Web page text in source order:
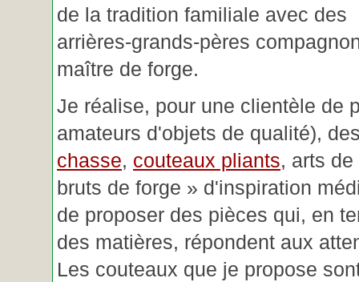
de la tradition familiale avec des
arrières-grands-pères
maître de forge.
Je réalise, pour une clientèle de
amateurs d'objets de qualité),
chasse, couteaux pliants, arts
bruts de forge » d'inspiration
de proposer des pièces qui, en
des matières, répondent aux
Les couteaux que je propose